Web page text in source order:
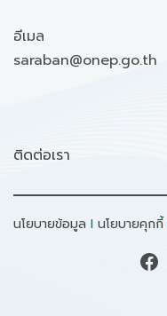
อีเมล
saraban@onep.go.th
ติดต่อเรา
นโยบายข้อมูล I นโยบายคุกกี้
Facebook